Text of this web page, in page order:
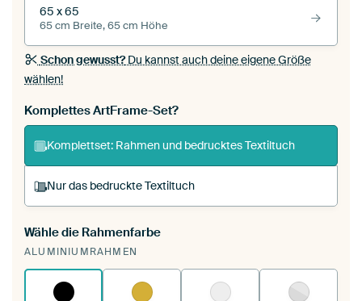
65 x 65
65 cm Breite, 65 cm Höhe
Schon gewusst?Du kannst auch deine eigene Größe
wählen!
Komplettes ArtFrame-Set?
Komplettset: Rahmen und bedrucktes Textiltuch
Nur das bedruckte Textiltuch
Du spannst einen wechselbaren Textiltuch in
deinen vorhandenen ArtFrame™.
funktioniert es.
Wähle die Rahmenfarbe
ALUMINIUMRAHMEN